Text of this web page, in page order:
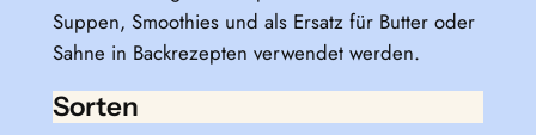
Suppen, Smoothies und als Ersatz für Butter oder
Sahne in Backrezepten verwendet werden.
Sorten